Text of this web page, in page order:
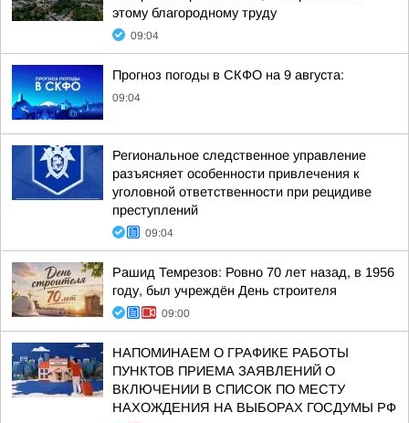
этому благородному труду
09:04
Прогноз погоды в СКФО на 9 августа:
09:04
Региональное следственное управление
разъясняет особенности привлечения к
уголовной ответственности при рецидиве
преступлений
09:04
Рашид Темрезов: Ровно 70 лет назад, в 1956
году, был учреждён День строителя
09:00
НАПОМИНАЕМ О ГРАФИКЕ РАБОТЫ
ПУНКТОВ ПРИЕМА ЗАЯВЛЕНИЙ О
ВКЛЮЧЕНИИ В СПИСОК ПО МЕСТУ
НАХОЖДЕНИЯ НА ВЫБОРАХ ГОСДУМЫ РФ